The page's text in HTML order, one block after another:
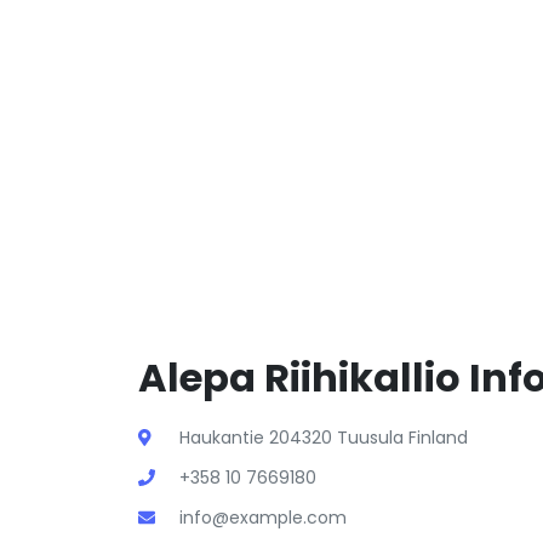
Alepa Riihikallio
Haukantie 204320 Tuusula Finland
+358 10 7669180
info@example.com